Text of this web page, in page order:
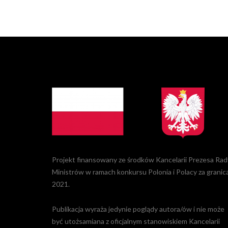
Projekt finansowany ze środków Kancelarii Prezesa
Ministrów w ramach konkursu Polonia i Polacy za
2021.
Publikacja wyraża jedynie poglądy autora/ów i nie może
być utożsamiana z oficjalnym stanowiskiem Kancelarii